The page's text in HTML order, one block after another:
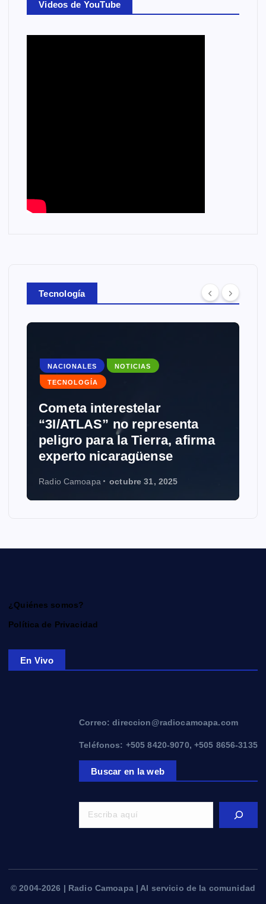
Videos de YouTube
Tecnología
NACIONALES NOTICIAS
TECNOLOGÍA
Cometa interestelar
“3I/ATLAS” no representa
peligro para la Tierra, afirma
experto nicaragüense
Radio Camoapa octubre 31, 2025
¿Quiénes somos?
Política de Privacidad
En Vivo
Correo: direccion@radiocamoapa.com
Teléfonos: +505 8420-9070, +505 8656-3135
Buscar en la web
© 2004-2026 | Radio Camoapa | Al servicio de la comunidad